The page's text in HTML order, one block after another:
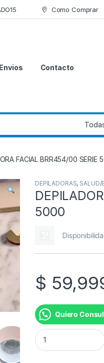
Como Comprar
Envios Contacto
FACIAL BRR454/00 SERIE
DEPILADORAS, SALUD/
5000
$
Quiero
DEPILADORA